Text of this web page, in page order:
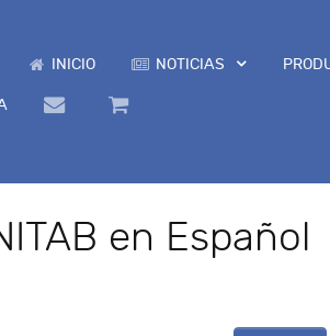
INICIO NOTICIAS
en Español